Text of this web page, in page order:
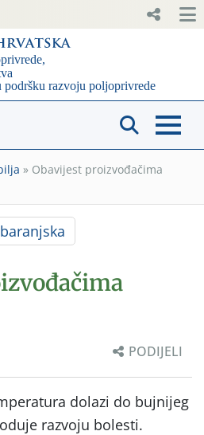
» Obavijest proizvođačima
PODIJELI
dolazi do bujnijeg
razvoju bolesti.